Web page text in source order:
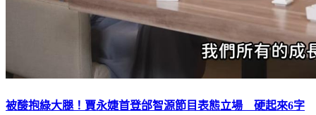
被酸抱綠大腿！賈永婕首登邰智源節目表態立場 硬起來6字